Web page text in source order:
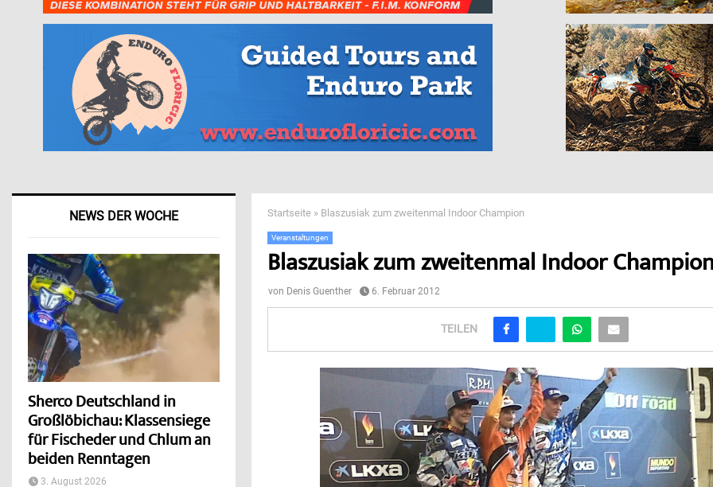
Startseite » Blaszusiak zum zweitenmal Indoor Champion
Veranstaltungen
Blaszusiak zum zweitenmal Indoor
von Denis Guenther 6. Februar 2012
TEILEN
NEWS DER WOCHE
Sherco Deutschland in
Großlöbichau: Klassensiege
für Fischeder und Chlum an
beiden Renntagen
3. August 2026